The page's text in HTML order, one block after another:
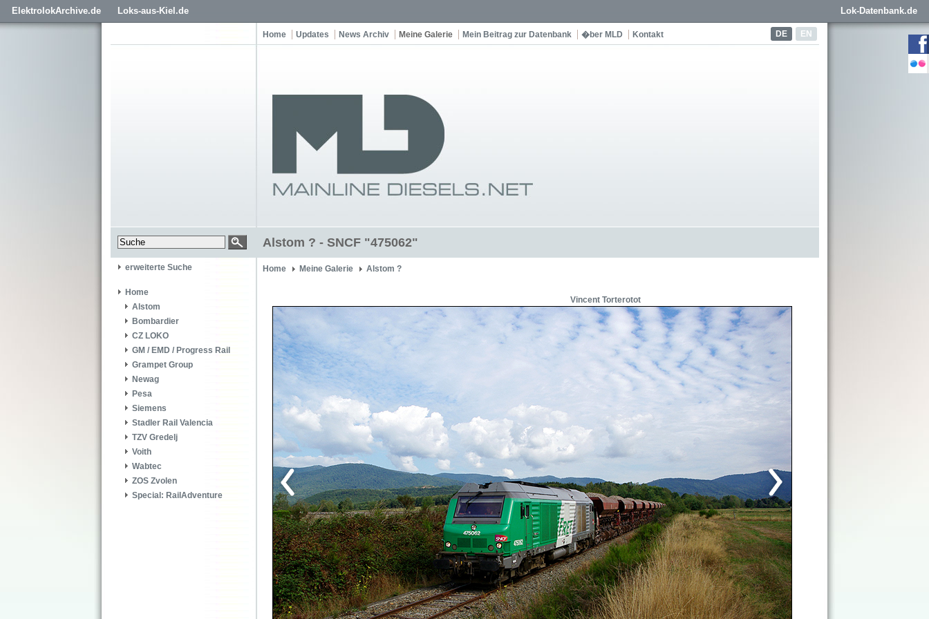
ElektrolokArchive.de Loks-aus-Kiel.de Lok-Datenbank.de
DE EN
Home Updates News Archiv Meine Galerie Mein Beitrag zur Datenbank �ber MLD Kontakt
Alstom ? - SNCF "475062"
erweiterte Suche
Home
Alstom
Bombardier
CZ LOKO
GM / EMD / Progress Rail
Grampet Group
Newag
Pesa
Siemens
Stadler Rail Valencia
TZV Gredelj
Voith
Wabtec
ZOS Zvolen
Special: RailAdventure
Home Meine Galerie Alstom ?
Vincent Torterotot